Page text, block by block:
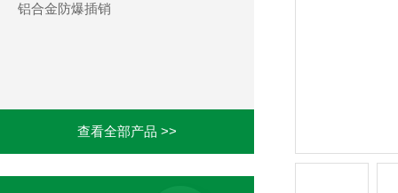
铝合金防爆插销
查看全部产品 >>